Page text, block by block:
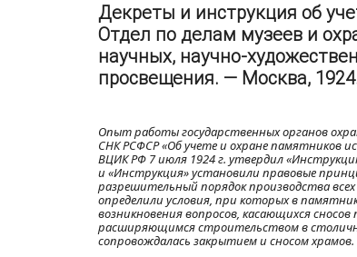
Декреты и инструкция об
Отдел по делам музеев и
научных, научно-
просвещения. — Москва,
Опыт работы государственных органов
СНК РСФСР «Об учете и охране памятников
ВЦИК РФ 7 июля 1924 г. утвердил
и «Инструкция» установили правовые
разрешительный порядок производства
определили условия, при которых в
возникновения вопросов, касающихся
расширяющимся строительством в
сопровождалась закрытием и сносом храмов.